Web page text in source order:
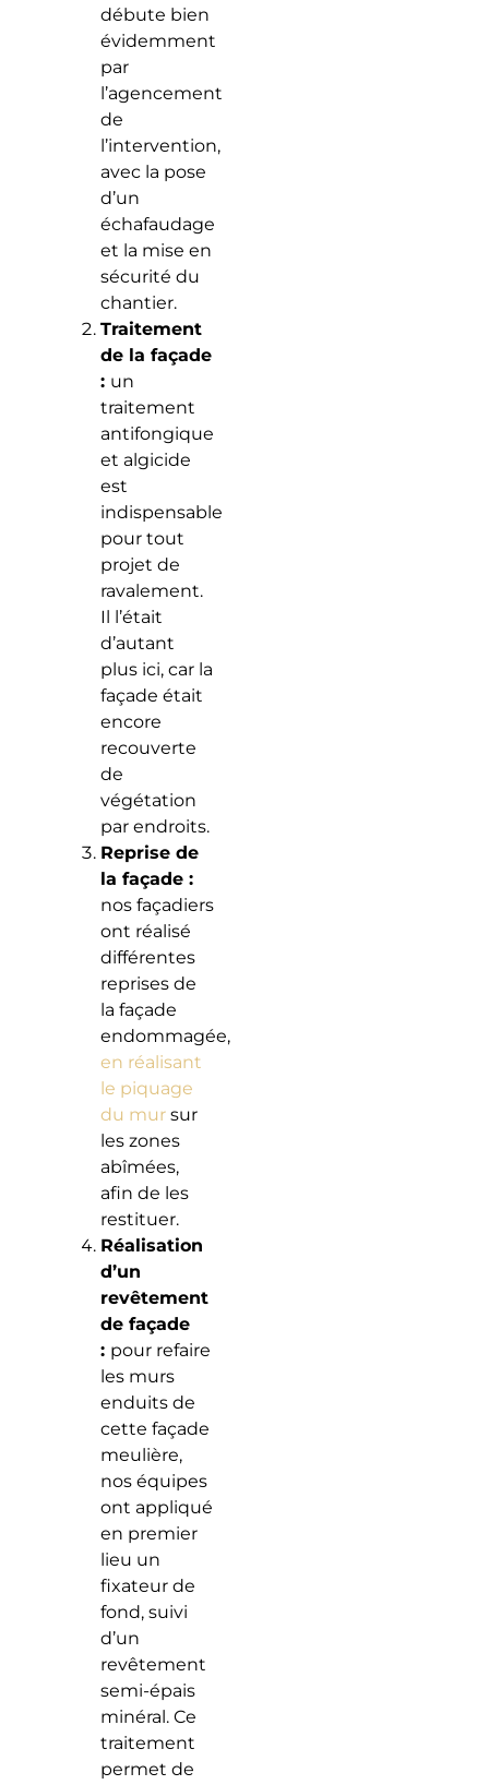
débute bien
évidemment
par
l’agencement
de
l’intervention,
avec la pose
d’un
échafaudage
et la mise en
sécurité du
chantier.
Traitement
de la façade
: un
traitement
antifongique
et algicide
est
indispensable
pour tout
projet de
ravalement.
Il l’était
d’autant
plus ici, car la
façade était
encore
recouverte
de
végétation
par endroits.
Reprise de
la façade :
nos façadiers
ont réalisé
différentes
reprises de
la façade
endommagée,
en réalisant
le piquage
du mursur
les zones
abîmées,
afin de les
restituer.
Réalisation
d’un
revêtement
de façade
: pour refaire
les murs
enduits de
cette façade
meulière,
nos équipes
ont appliqué
en premier
lieu un
fixateur de
fond, suivi
d’un
revêtement
semi-épais
minéral. Ce
traitement
permet de